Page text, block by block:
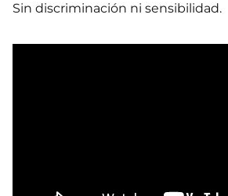
Sin discriminación ni sensibilidad.